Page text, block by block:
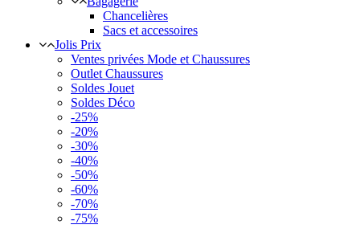
Chancelières
Sacs et accessoires
Jolis Prix
Ventes privées Mode et Chaussures
Outlet Chaussures
Soldes Jouet
Soldes Déco
-25%
-20%
-30%
-40%
-50%
-60%
-70%
-75%